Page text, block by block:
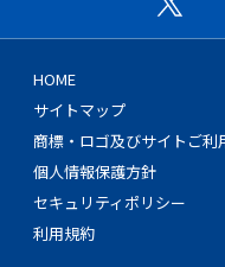
HOME
サイトマップ
商標・ロゴ及びサイトご利
個人情報保護方針
セキュリティポリシー
利用規約